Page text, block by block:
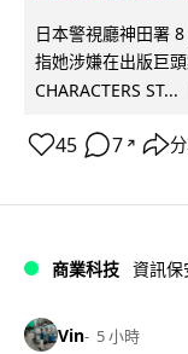
日本警視廳神田署
指她涉嫌在出版巨
CHARACTERS ST...
45 7 ↗
商業科技 資訊保
Vin 5 小時